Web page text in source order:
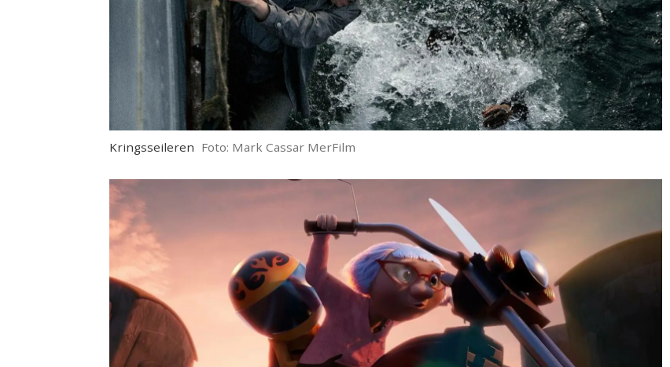
Kringsseileren Foto: Mark Cassar MerFilm